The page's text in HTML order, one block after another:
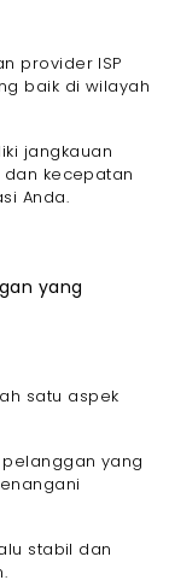
provider ISP
baik di wilayah
jangkauan
kecepatan
Anda.
yang
satu aspek
yang
stabil dan